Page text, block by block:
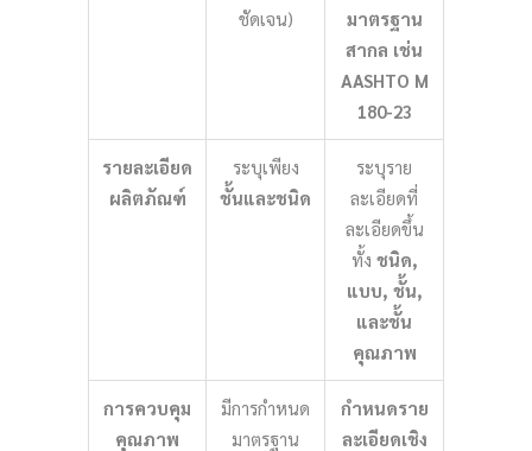
ชัดเจน)
มาตรฐาน
สากล เช่น
AASHTO M
180-23
รายละเอียด
ผลิตภัณฑ์
ระบุเพียง
ชั้นและชนิด
ระบุราย
ละเอียดที่
ละเอียดขึ้น
ทั้ง ชนิด,
แบบ, ชั้น,
และชั้น
คุณภาพ
การควบคุม
คุณภาพ
มีการกำหนด
มาตรฐาน
กำหนดราย
ละเอียดเชิง